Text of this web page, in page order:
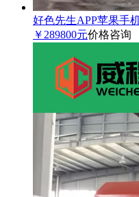
好色先生APP苹果手
￥289800元价格咨询